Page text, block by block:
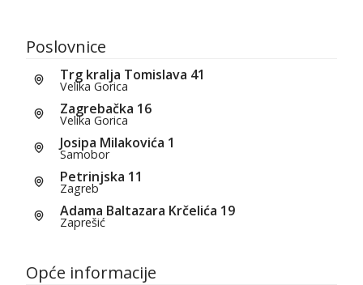
Poslovnice
Trg kralja Tomislava 41
Velika Gorica
Zagrebačka 16
Velika Gorica
Josipa Milakovića 1
Samobor
Petrinjska 11
Zagreb
Adama Baltazara Krčelića 19
Zaprešić
Opće informacije